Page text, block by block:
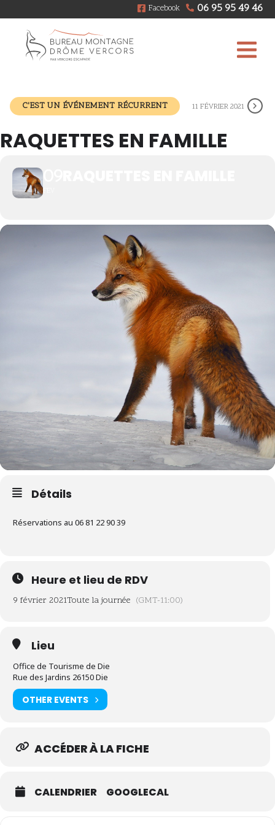
06 95 95 49 46
Facebook
C'EST UN ÉVÉNEMENT RÉCURRENT 11 FÉVRIER 2021
RAQUETTES EN FAMILLE
Détails
Réservations au 06 81 22 90 39
Heure et lieu de RDV
9 février 2021Toute la journée (GMT-11:00)
Lieu
Office de Tourisme de Die
Rue des Jardins 26150 Die
OTHER EVENTS
ACCÉDER À LA FICHE
CALENDRIER GOOGLECAL